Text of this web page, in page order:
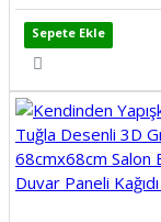
Sepete Ekle